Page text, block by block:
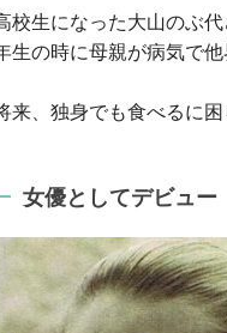
校生になった大山のぶ代
生の時に母親が病気で他
来、独身でも食べるに
女優としてデビュー